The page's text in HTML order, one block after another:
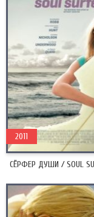
СЁРФЕР ДУШИ / SOUL
2011